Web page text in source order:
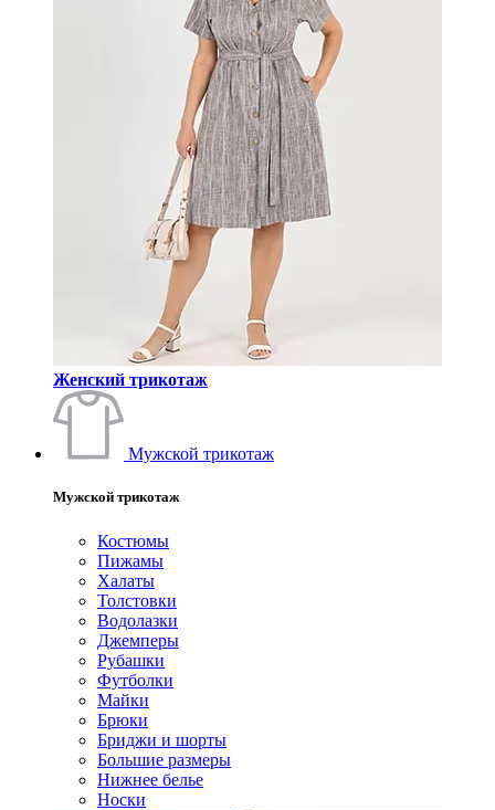
Женский трикотаж
Мужской трикотаж
Мужской трикотаж
Костюмы
Пижамы
Халаты
Толстовки
Водолазки
Джемперы
Рубашки
Футболки
Майки
Брюки
Бриджи и шорты
Большие размеры
Нижнее белье
Носки